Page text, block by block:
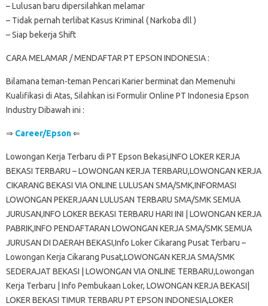
– Lulusan baru dipersilahkan melamar
– Tidak pernah terlibat Kasus Kriminal ( Narkoba dll )
– Siap bekerja Shift
CARA MELAMAR / MENDAFTAR PT EPSON INDONESIA :
Bilamana teman-teman Pencari Karier berminat dan Memenuhi
Kualifikasi di Atas, Silahkan isi Formulir Online PT Indonesia Epson
Industry Dibawah ini :
⇒ Career/Epson⇐
Lowongan Kerja Terbaru di PT Epson Bekasi,INFO LOKER KERJA
BEKASI TERBARU – LOWONGAN KERJA TERBARU,LOWONGAN KERJA
CIKARANG BEKASI VIA ONLINE LULUSAN SMA/SMK,INFORMASI
LOWONGAN PEKERJAAN LULUSAN TERBARU SMA/SMK SEMUA
JURUSAN,INFO LOKER BEKASI TERBARU HARI INI | LOWONGAN KERJA
PABRIK,INFO PENDAFTARAN LOWONGAN KERJA SMA/SMK SEMUA
JURUSAN DI DAERAH BEKASI,Info Loker Cikarang Pusat Terbaru –
Lowongan Kerja Cikarang Pusat,LOWONGAN KERJA SMA/SMK
SEDERAJAT BEKASI | LOWONGAN VIA ONLINE TERBARU,Lowongan
Kerja Terbaru | Info Pembukaan Loker, LOWONGAN KERJA BEKASI|
LOKER BEKASI TIMUR TERBARU PT EPSON INDONESIA,LOKER